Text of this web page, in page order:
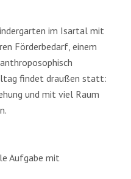
im Isartal mit
Förderbedarf, einem
findet draußen statt:
und mit viel Raum
Aufgabe mit